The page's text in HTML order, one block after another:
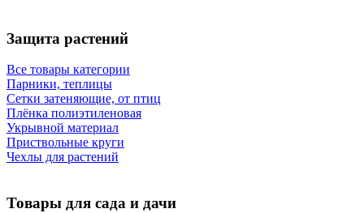
Защита растений
Все товары категории
Парники, теплицы
Сетки затеняющие, от птиц
Плёнка полиэтиленовая
Укрывной материал
Приствольные круги
Чехлы для растений
Товары для сада и дачи